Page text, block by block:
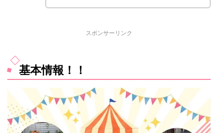
スポンサーリンク
基本情報！！